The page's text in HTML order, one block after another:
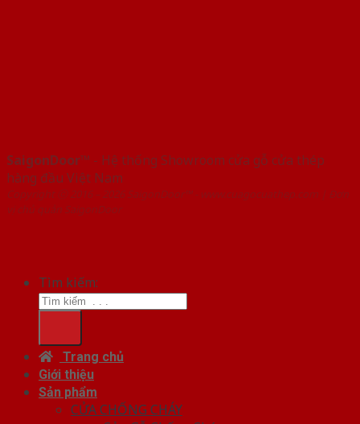
SaigonDoor™ - Hệ thống Showroom cửa gỗ cửa thép
hàng đầu Việt Nam
Copyright ⓒ 2016 – 2026 SaigonDoor™ - www.cuagocuathep.com | Đơn
vị chủ quản SaigonDoor
Tìm kiếm:
Trang chủ
Giới thiệu
Sản phẩm
CỬA CHỐNG CHÁY